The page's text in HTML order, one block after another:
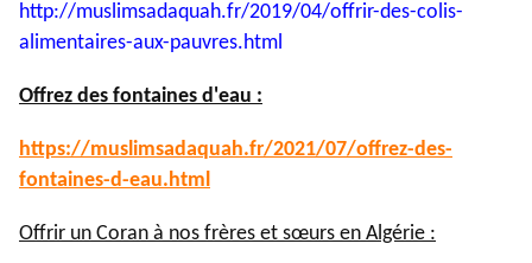
http://muslimsadaquah.fr/2019/04/offrir-des-colis-
alimentaires-aux-pauvres.html
Offrez des fontaines d'eau :
https://muslimsadaquah.fr/2021/07/offrez-des-
fontaines-d-eau.html
Offrir un Coran à nos frères et sœurs en Algérie :